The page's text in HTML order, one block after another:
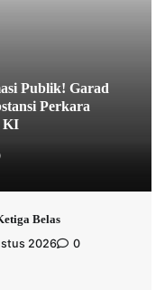
Publik! Garad
Perkara
KI
Belas
2026 0